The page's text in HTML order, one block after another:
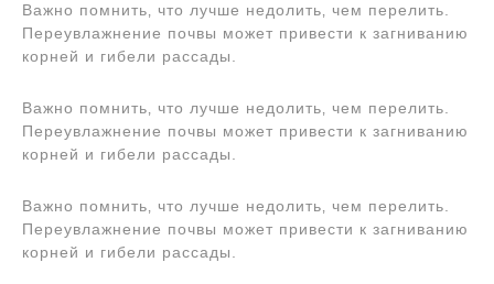
Важно помнить‚ что лучше недолить‚ чем перелить.
Переувлажнение почвы может привести к загниванию
корней и гибели рассады.
Важно помнить‚ что лучше недолить‚ чем перелить.
Переувлажнение почвы может привести к загниванию
корней и гибели рассады.
Важно помнить‚ что лучше недолить‚ чем перелить.
Переувлажнение почвы может привести к загниванию
корней и гибели рассады.